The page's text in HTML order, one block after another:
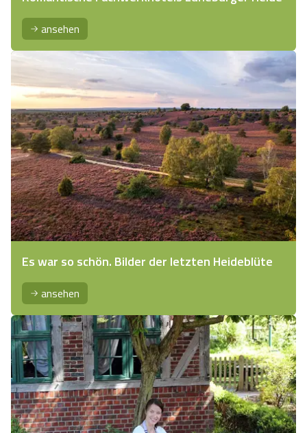
ansehen
Es war so schön. Bilder der letzten Heideblüte
ansehen